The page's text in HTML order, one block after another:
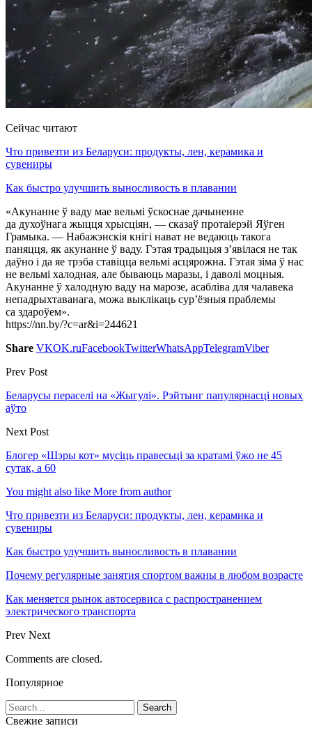
Сейчас читают
Что привезти из Беларуси: продукты, лен, керамика и
сувениры
Как быстро улучшить выносливость в плавании
«Акунанне ў ваду мае вельмі ўскоснае дачыненне
да духоўнага жыцця хрысціян, — сказаў протаіерэй Яўген
Грамыка. — Набажэнскія кнігі нават не ведаюць такога
паняцця, як акунанне ў ваду. Гэтая традыцыя з’явілася не так
даўно і да яе трэба ставіцца вельмі асцярожна. Гэтая зіма ў нас
не вельмі халодная, але бываюць маразы, і даволі моцныя.
Акунанне ў халодную ваду на марозе, асабліва для чалавека
непадрыхтаванага, можа выклікаць сур’ёзныя праблемы
са здароўем».
https://nn.by/?c=ar&i=244621
Share VKOK.ruFacebookTwitterWhatsAppTelegramViber
Prev Post
Беларусы пераселі на «Жыгулі». Рэйтынг папулярнасці новых
аўто
Next Post
Блогер «Шэры кот» мусіць правесьці за кратамі ўжо не 45
сутак, а 60
You might also like More from author
Что привезти из Беларуси: продукты, лен, керамика и
сувениры
Как быстро улучшить выносливость в плавании
Почему регулярные занятия спортом важны в любом возрасте
Как меняется рынок автосервиса с распространением
электрического транспорта
Prev Next
Comments are closed.
Популярное
Свежие записи